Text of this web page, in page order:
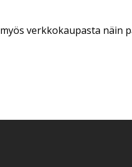
verkkokaupasta näin